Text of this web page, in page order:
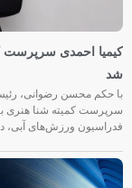
کیمیا احمدی سرپرست
شد
با حکم محسن رضوانی،
سرپرست کمیته شنا هنری
فدراسیون ورزش‌های آبی،